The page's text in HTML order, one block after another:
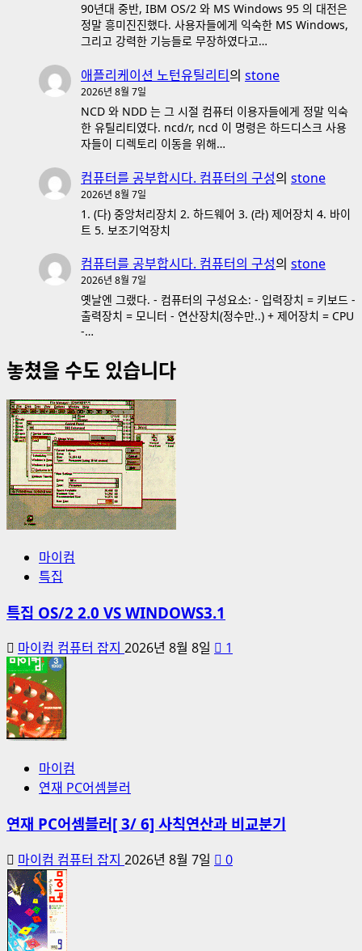
90년대 중반, IBM OS/2 와 MS Windows 95 의 대전은
정말 흥미진진했다. 사용자들에게 익숙한 MS Windows,
그리고 강력한 기능들로 무장하였다고…
애플리케이션 노턴유틸리티의 stone
2026년 8월 7일
NCD 와 NDD 는 그 시절 컴퓨터 이용자들에게 정말 익숙
한 유틸리티였다. ncd/r, ncd 이 명령은 하드디스크 사용
자들이 디렉토리 이동을 위해…
컴퓨터를 공부합시다. 컴퓨터의 구성의 stone
2026년 8월 7일
1. (다) 중앙처리장치 2. 하드웨어 3. (라) 제어장치 4. 바이
트 5. 보조기억장치
컴퓨터를 공부합시다. 컴퓨터의 구성의 stone
2026년 8월 7일
옛날엔 그랬다. - 컴퓨터의 구성요소: - 입력장치 = 키보드 -
출력장치 = 모니터 - 연산장치(정수만..) + 제어장치 = CPU
-…
놓쳤을 수도 있습니다
마이컴
특집
특집 OS/2 2.0 VS WINDOWS3.1
마이컴 컴퓨터 잡지 2026년 8월 8일 1
마이컴
연재 PC어셈블러
연재 PC어셈블러[ 3/ 6] 사칙연산과 비교분기
마이컴 컴퓨터 잡지 2026년 8월 7일 0